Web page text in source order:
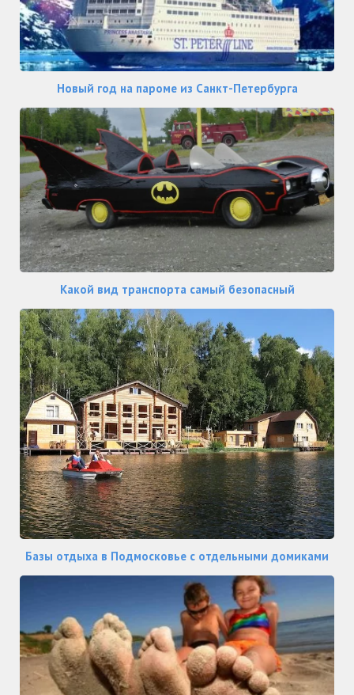
Новый год на пароме из Санкт-Петербурга
Какой вид транспорта самый безопасный
Базы отдыха в Подмосковье с отдельными домиками